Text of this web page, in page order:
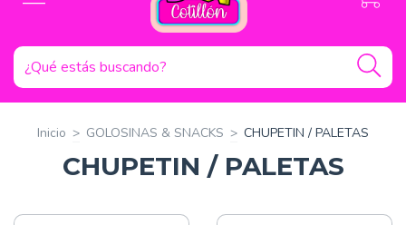
Inicio > GOLOSINAS & SNACKS > CHUPETIN / PALETAS
CHUPETIN / PALETAS